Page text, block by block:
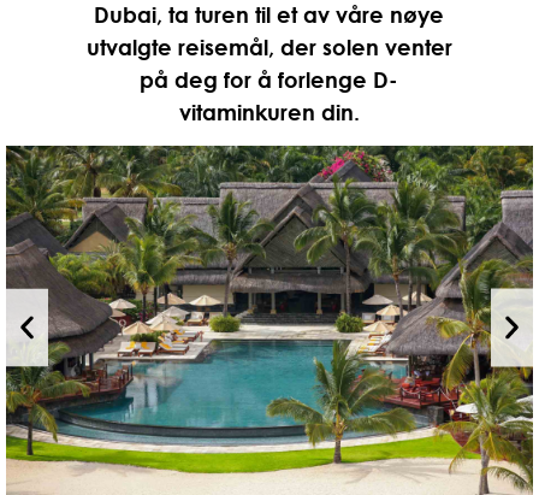
Dubai, ta turen til et av våre nøye
utvalgte reisemål, der solen venter
på deg for å forlenge D-
vitaminkuren din.